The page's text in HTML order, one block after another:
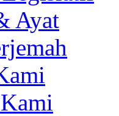
Ayat